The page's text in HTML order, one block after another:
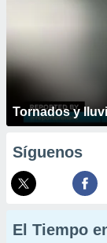
Tornados y
Síguenos
El Tiempo